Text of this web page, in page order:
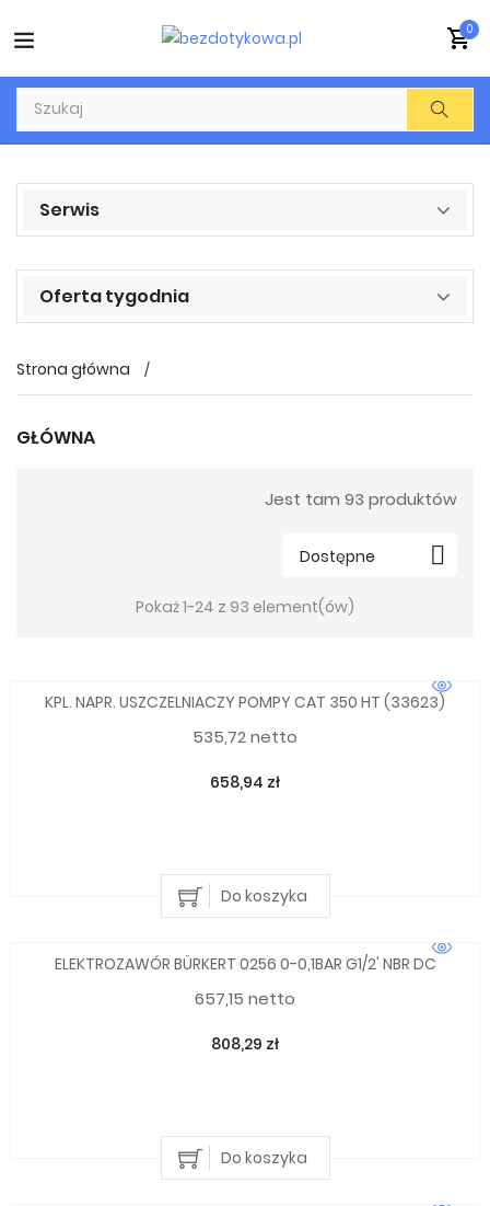
0
Serwis
Oferta tygodnia
Strona główna
GŁÓWNA
Jest tam 93 produktów
Dostępne 
Pokaż 1-24 z 93 element(ów)
KPL. NAPR. USZCZELNIACZY POMPY CAT 350 HT (33623)
535,72 netto
658,94 zł
Do koszyka
ELEKTROZAWÓR BÜRKERT 0256 0-0,1BAR G1/2' NBR DC
657,15 netto
808,29 zł
Do koszyka